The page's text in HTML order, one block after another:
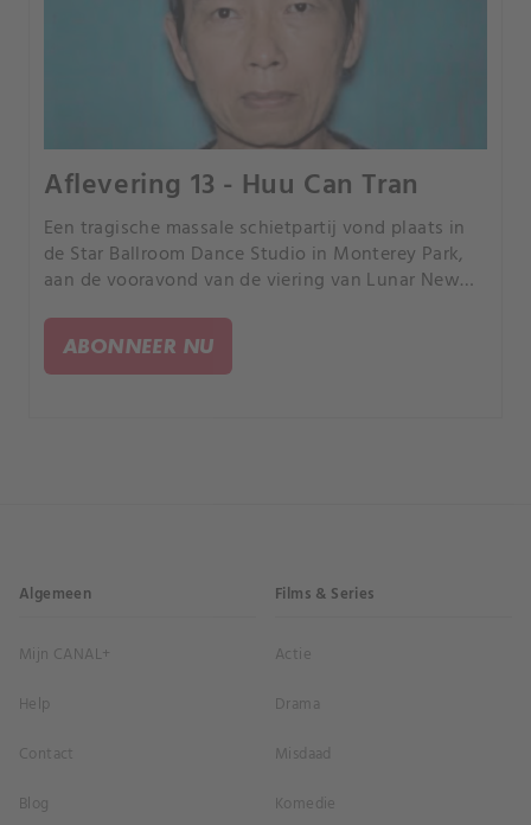
Aflevering 13 - Huu Can Tran
Een tragische massale schietpartij vond plaats in
de Star Ballroom Dance Studio in Monterey Park,
aan de vooravond van de viering van Lunar New
vuurde op de menigte, waarbij 11 doden vielen.
ABONNEER NU
Algemeen
Mijn CANAL+
Help
Contact
Blog
Films & Series
Actie
Drama
Misdaad
Komedie